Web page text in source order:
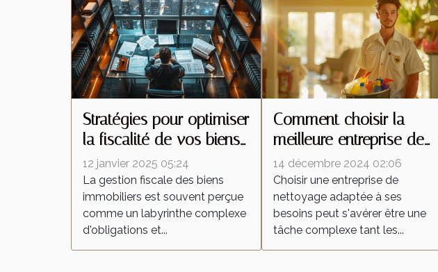
Stratégies pour optimiser
la fiscalité de vos biens
immobiliers
12 janvier 2025 05:24
La gestion fiscale des biens
immobiliers est souvent perçue
comme un labyrinthe complexe
d'obligations et...
Comment choisir la
meilleure entreprise de
nettoyage pour vos
besoins
14 décembre 2024 02:06
Choisir une entreprise de
nettoyage adaptée à ses
besoins peut s'avérer être une
tâche complexe tant les...